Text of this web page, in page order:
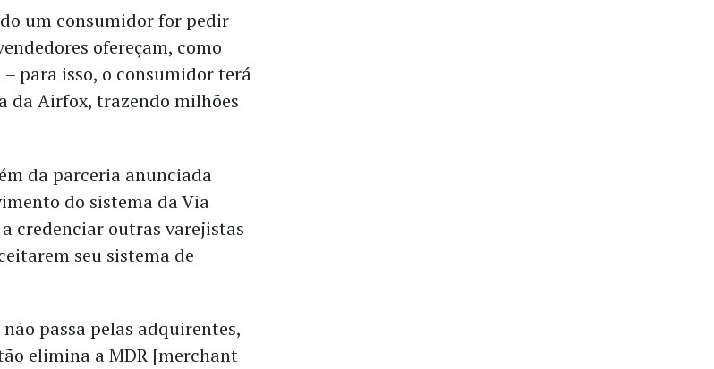
um consumidor for pedir
ofereçam, como
para isso, o consumidor terá
da Airfox, trazendo milhões
da parceria anunciada
do sistema da Via
credenciar outras varejistas
seu sistema de
passa pelas adquirentes,
elimina a MDR [merchant